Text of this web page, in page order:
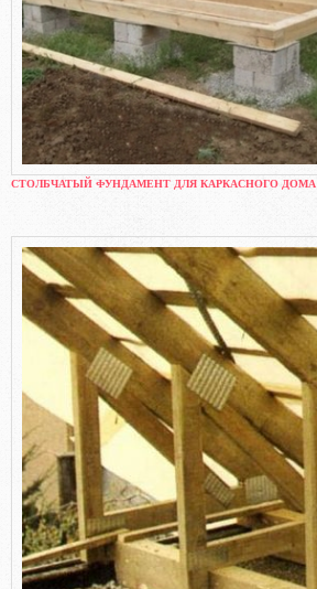
СТОЛБЧАТЫЙ ФУНДАМЕНТ ДЛЯ КАРКАСНОГО ДОМА